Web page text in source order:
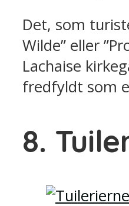
Det, som
Wilde” eller
Lachaise
fredfyldt som
8.